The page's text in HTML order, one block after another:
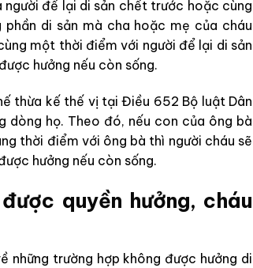
người để lại di sản chết trước hoặc cùng
di sản mà cha hoặc mẹ của cháu
một thời điểm với người để lại di sản
hưởng nếu còn sống.
thừa kế thế vị tại Điều 652 Bộ luật Dân
dòng họ. Theo đó, nếu con của ông bà
thời điểm với ông bà thì người cháu sẽ
hưởng nếu còn sống.
quyền hưởng, cháu
những trường hợp không được hưởng di